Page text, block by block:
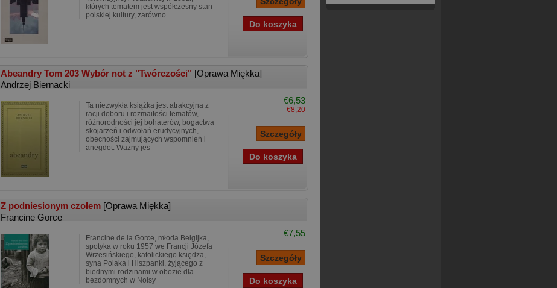
których tematem jest współczesny stan
polskiej kultury, zarówno
Abeandry Tom 203 Wybór not z "Twórczości" [Oprawa Miękka]
Andrzej Biernacki
Ta niezwykła książka jest atrakcyjna z
racji doboru i rozmaitości tematów,
różnorodności jej bohaterów, bogactwa
skojarzeń i odwołań erudycyjnych,
obecności zajmujących wspomnień i
anegdot. Ważny jes
€6,53
€8,20
Z podniesionym czołem [Oprawa Miękka]
Francine Gorce
Francine de la Gorce, młoda Belgijka,
spotyka w roku 1957 we Francji Józefa
Wrzesińskiego, katolickiego księdza,
syna Polaka i Hiszpanki, żyjącego z
biednymi rodzinami w obozie dla
bezdomnych w Noisy
€7,55